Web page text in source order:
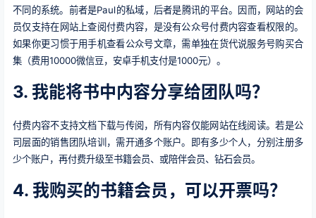
不同的系统。前者是Paul的私域，后者是腾讯的平台。因而，网站的会
员仅支持在网站上查阅付费内容，是没有公众号付费内容查看权限的。
如果你更习惯于用手机查看公众号文章，需单独在货代说服务号购买合
集（费用10000微信豆，安卓手机支付是1000元）。
3. 我能将书中内容分享给团队吗？
付费内容不支持文档下载与传阅，所有内容仅能网站在线阅读。若是公
司层面的销售团队培训，需开通多个账户。即有多少个人，分别注册多
少个账户，再付费升级至书籍会员、或陪伴会员、钻石会员。
4. 我购买的书籍会员，可以开票吗？